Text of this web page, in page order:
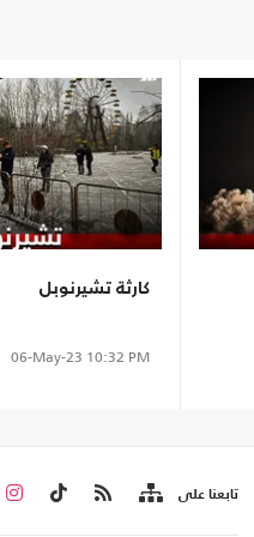
كارثة تشيرنوبل
06-May-23 10:32 PM
تابعنا على